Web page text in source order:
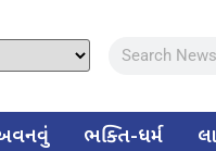
ભક્તિ-ધર્મ